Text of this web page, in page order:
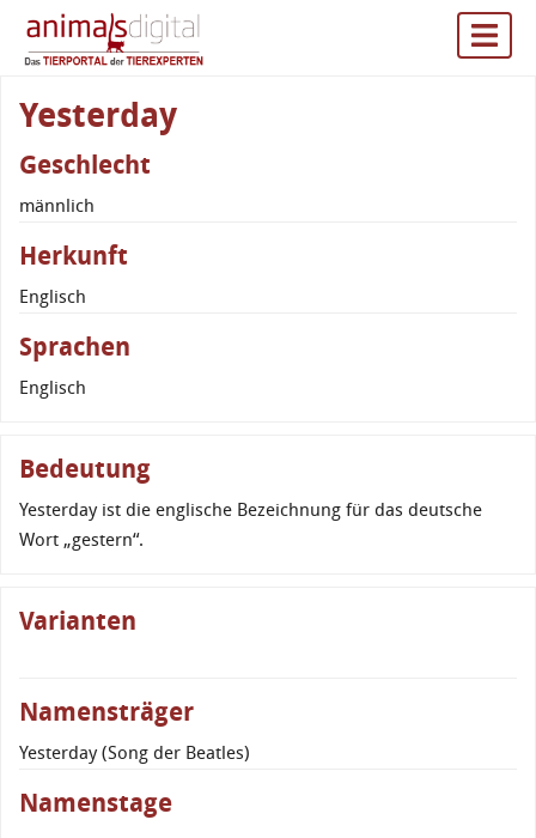
Yesterday
Geschlecht
männlich
Herkunft
Englisch
Sprachen
Englisch
Bedeutung
Yesterday ist die englische Bezeichnung für das deutsche
Wort „gestern“.
Varianten
Namensträger
Yesterday (Song der Beatles)
Namenstage